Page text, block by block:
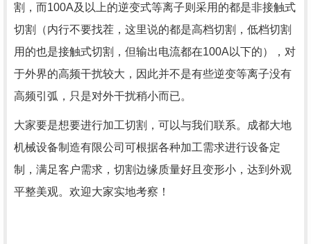
割，而100A及以上的逆变式等离子则采用的都是非接触式
切割（内行不要找茬，这里说的都是高档切割，低档切割
用的也是接触式切割，但输出电流都在100A以下的），对
于外界的高频干扰较大，因此并不是有些逆变等离子没有
高频引弧，只是对外干扰稍小而已。
大家要是想要进行加工切割，可以与我们联系。成都大地
机械设备制造有限公司可根据各种加工需求进行设备定
制，满足客户需求，切割边缘质量好且变形小，达到外观
平整美观。欢迎大家实地考察！